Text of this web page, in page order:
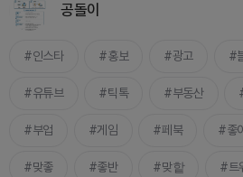
공돌이
인스타 홍보 광고
유튜브 틱톡 부동산
부업 게임 페북 좋
맞좋 좋반 맞핱 트